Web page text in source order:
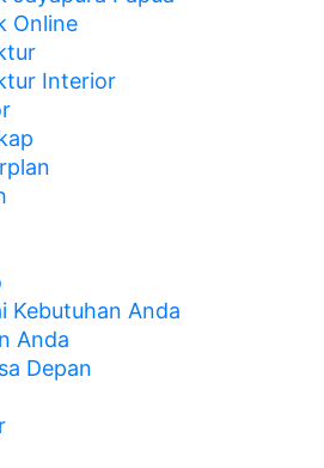
Online
Interior
Kebutuhan Anda
Anda
Depan